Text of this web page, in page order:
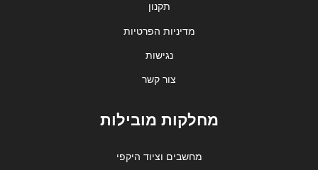
תקנון
מדיניות הפרטיות
נגישות
צור קשר
מחלקות מובילות
מחשבים וציוד היקפי